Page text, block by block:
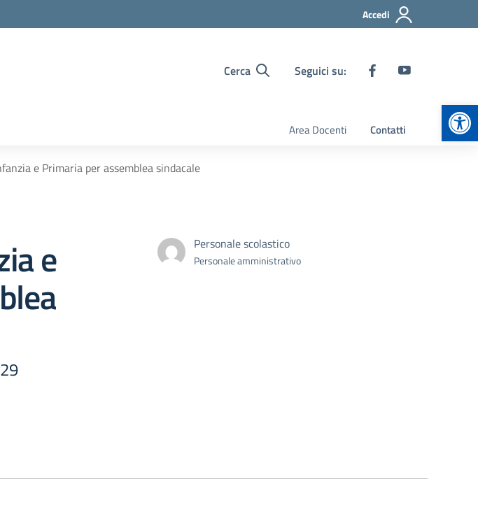
Accedi
Cerca Seguici su:
Area Docenti Contatti
e Primaria per assemblea sindacale
e Personale scolastico
Personale amministrativo